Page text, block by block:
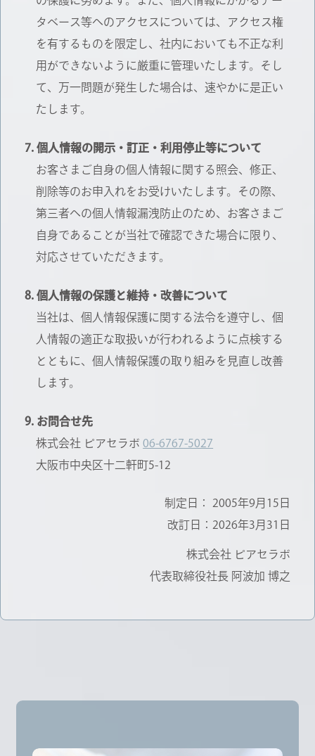
タベース等へのアクセスについては、アクセス権
を有するものを限定し、社内においても不正な利
用ができないように厳重に管理いたします。そし
て、万一問題が発生した場合は、速やかに是正い
たします。
個人情報の開示・訂正・利用停止等について
お客さまご自身の個人情報に関する照会、修正、
削除等のお申入れをお受けいたします。その際、
第三者への個人情報漏洩防止のため、お客さまご
自身であることが当社で確認できた場合に限り、
対応させていただきます。
個人情報の保護と維持・改善について
当社は、個人情報保護に関する法令を遵守し、個
人情報の適正な取扱いが行われるように点検する
とともに、個人情報保護の取り組みを見直し改善
します。
お問合せ先
株式会社 ピアセラボ06-6767-5027
大阪市中央区十二軒町5-12
制定日： 2005年9月15日
改訂日：2026年3月31日
株式会社 ピアセラボ
代表取締役社長 阿波加 博之